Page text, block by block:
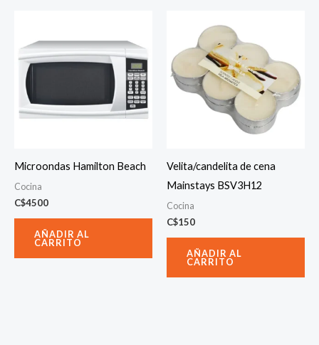
Microondas Hamilton Beach
Cocina
C$4500
AÑADIR AL
CARRITO
Velita/candelita de cena
Mainstays BSV3H12
Cocina
C$150
AÑADIR AL
CARRITO